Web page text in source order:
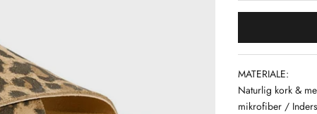
MATERIALE:
Naturlig kork &
mikrofiber /